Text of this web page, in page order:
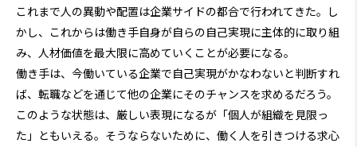
これまで人の異動や配置は企業サイドの都合で行われてきた。し
かし、これからは働き手自身が自らの自己実現に主体的に取り組
み、人材価値を最大限に高めていくことが必要になる。
働き手は、今働いている企業で自己実現がかなわないと判断すれ
ば、転職などを通じて他の企業にそのチャンスを求めるだろう。
このような状態は、厳しい表現になるが「個人が組織を見限っ
た」ともいえる。そうならないために、働く人を引きつける求心